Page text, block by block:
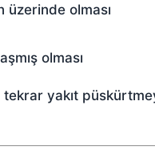
olması
olması
tekrar yakıt